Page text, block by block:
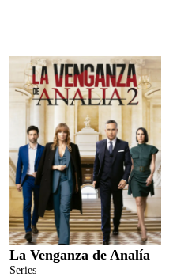
La Venganza de Analía
Series